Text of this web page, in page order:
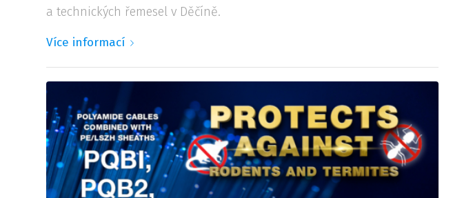
a technických řemesel v Děčíně.
Více informací